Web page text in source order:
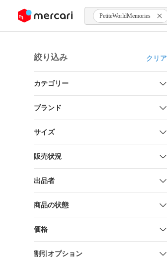
ツにスキップ PetiteWorldMemories
絞り込み クリア
カテゴリー
ブランド
サイズ
販売状況
出品者
商品の状態
価格
割引オプション